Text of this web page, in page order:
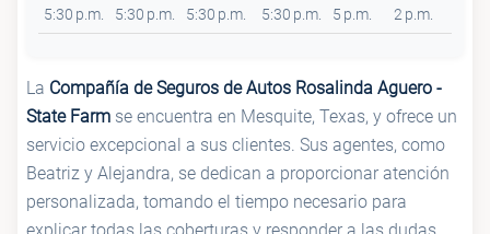
5:30 p.m.
5:30 p.m.
5:30 p.m.
5:30 p.m.
5 p.m.
2 p.m.
La Compañía de Seguros de Autos Rosalinda Aguero -
State Farm se encuentra en Mesquite, Texas, y ofrece un
servicio excepcional a sus clientes. Sus agentes, como
Beatriz y Alejandra, se dedican a proporcionar atención
personalizada, tomando el tiempo necesario para